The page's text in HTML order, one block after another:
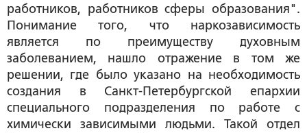
работников, работников сферы образования".
Понимание того, что наркозависимость
является по преимуществу духовным
заболеванием, нашло отражение в том же
решении, где было указано на необходимость
создания в Санкт-Петербургской епархии
специального подразделения по работе с
химически зависимыми людьми. Такой отдел